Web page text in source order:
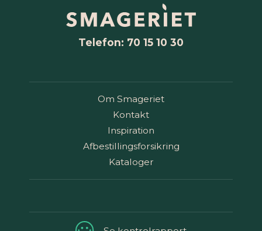
Telefon: 70 15 10 30
Om Smageriet
Kontakt
Inspiration
Afbestillingsforsikring
Kataloger